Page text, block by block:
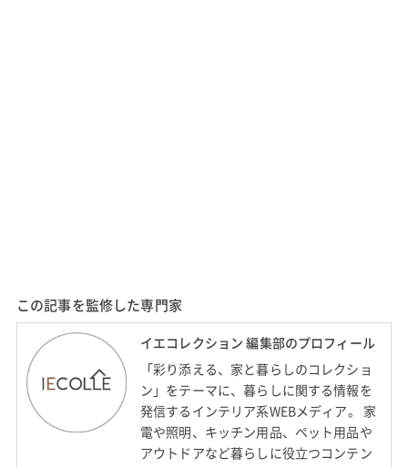
この記事を監修した専門家
イエコレクション 編集部のプロフィール
「彩り添える、家と暮らしのコレクショ
ン」をテーマに、暮らしに関する情報を
発信するインテリア系WEBメディア。 家
電や照明、キッチン用品、ペット用品や
アウトドアなど暮らしに役立つコンテン